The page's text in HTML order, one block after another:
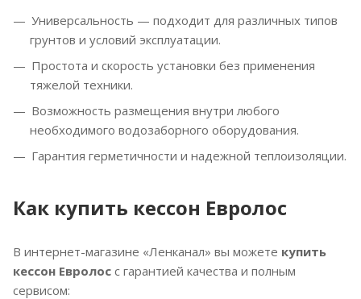
Универсальность — подходит для различных типов
грунтов и условий эксплуатации.
Простота и скорость установки без применения
тяжелой техники.
Возможность размещения внутри любого
необходимого водозаборного оборудования.
Гарантия герметичности и надежной теплоизоляции.
Как купить кессон Евролос
В интернет-магазине «Ленканал» вы можете купить
кессон Евролос с гарантией качества и полным
сервисом: